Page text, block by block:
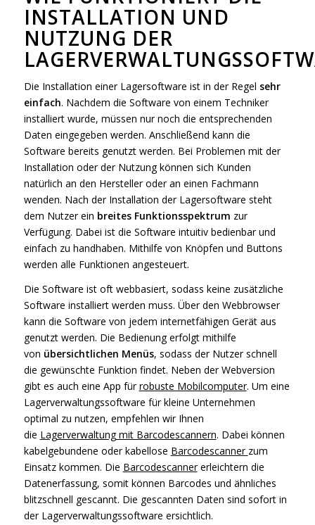
INSTALLATION UND
NUTZUNG DER
Die Installation einer Lagersoftware ist in der Regel sehr
einfach. Nachdem die Software von einem Techniker
installiert wurde, müssen nur noch die entsprechenden
Daten eingegeben werden. Anschließend kann die
Software bereits genutzt werden. Bei Problemen mit der
Installation oder der Nutzung können sich Kunden
natürlich an den Hersteller oder an einen Fachmann
wenden. Nach der Installation der Lagersoftware steht
dem Nutzer ein breites Funktionsspektrum zur
Verfügung. Dabei ist die Software intuitiv bedienbar und
einfach zu handhaben. Mithilfe von Knöpfen und Buttons
werden alle Funktionen angesteuert.
Die Software ist oft webbasiert, sodass keine zusätzliche
Software installiert werden muss. Über den Webbrowser
kann die Software von jedem internetfähigen Gerät aus
genutzt werden. Die Bedienung erfolgt mithilfe
von übersichtlichen Menüs, sodass der Nutzer schnell
die gewünschte Funktion findet. Neben der Webversion
gibt es auch eine App fürrobuste Mobilcomputer. Um eine
Lagerverwaltungssoftware für kleine Unternehmen
optimal zu nutzen, empfehlen wir Ihnen
die Lagerverwaltung mit Barcodescannern. Dabei können
kabelgebundene oder kabellose Barcodescanner zum
Einsatz kommen. Die Barcodescannererleichtern die
Datenerfassung, somit können Barcodes und ähnliches
blitzschnell gescannt. Die gescannten Daten sind sofort in
der Lagerverwaltungssoftware ersichtlich.